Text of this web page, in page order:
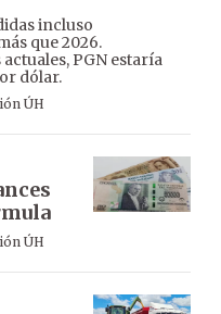
incluso
que 2026.
PGN estaría
dólar.
ÚH
ÚH